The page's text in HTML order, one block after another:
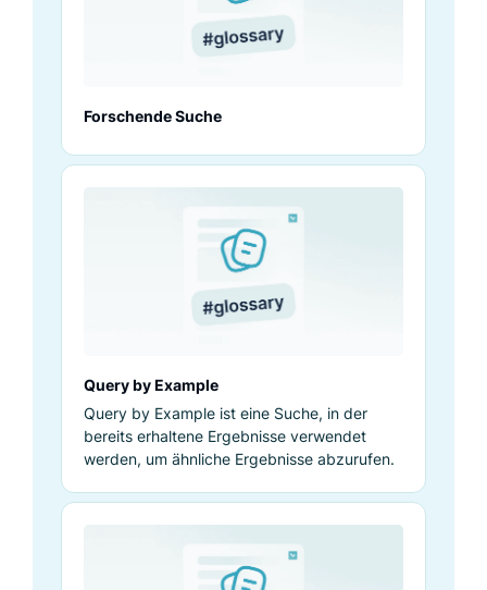
Forschende Suche
Query by Example
Query by Example ist eine Suche, in der
bereits erhaltene Ergebnisse verwendet
werden, um ähnliche Ergebnisse abzurufen.